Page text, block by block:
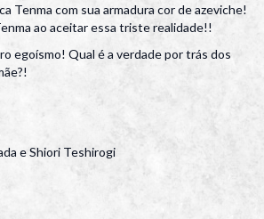
Tenma com sua armadura cor de azeviche!
ao aceitar essa triste realidade!!
egoísmo! Qual é a verdade por trás dos
e Shiori Teshirogi